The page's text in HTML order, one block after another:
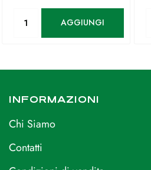
AGGIUNGI
INFORMAZIONI
Chi Siamo
Contatti